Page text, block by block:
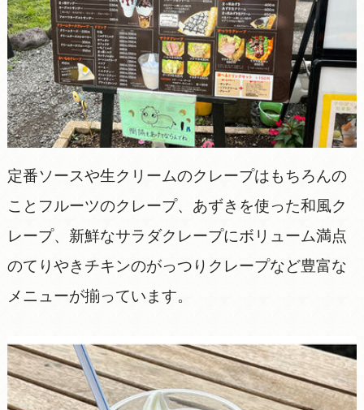
定番ソースや生クリームのクレープはもちろんの
ことフルーツのクレープ、あずきを使った和風ク
レープ、新鮮なサラダクレープにボリューム満点
のてりやきチキンのがっつりクレープなど豊富な
メニューが揃っています。